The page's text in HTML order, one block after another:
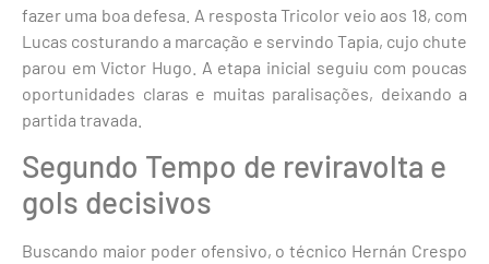
fazer uma boa defesa. A resposta Tricolor veio aos 18, com
Lucas costurando a marcação e servindo Tapia, cujo chute
parou em Victor Hugo. A etapa inicial seguiu com poucas
oportunidades claras e muitas paralisações, deixando a
partida travada.
Segundo Tempo de reviravolta e
gols decisivos
Buscando maior poder ofensivo, o técnico Hernán Crespo